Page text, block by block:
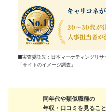
■実査委託先：日本マーケティングリ
「サイトのイメージ調査」
同年代や類似職種の
年収・口コミを見るこ